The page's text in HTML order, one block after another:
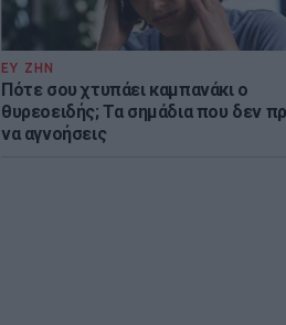
ΕΥ ΖΗΝ
Πότε σου χτυπάει καμπανάκι ο
θυρεοειδής; Τα σημάδια που δεν
να αγνοήσεις